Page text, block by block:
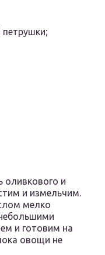
оливкового и
и измельчим.
мелко
и готовим на
овощи не